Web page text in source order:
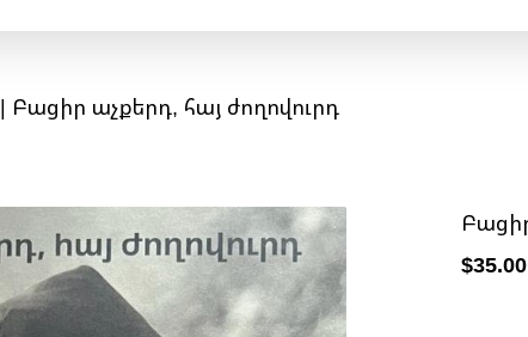
| Բացիր աչքերդ, հայ ժողովուրդ
$35.00